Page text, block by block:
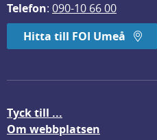
Telefon: 090-10 66 00
Hitta till FOI Umeå
Tyck till ...
Om webbplatsen